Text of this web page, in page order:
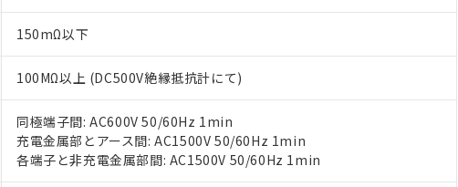
150mΩ以下
100MΩ以上 (DC500V絶縁抵抗計にて)
同極端子間: AC600V 50/60Hz 1min
充電金属部とアース間: AC1500V 50/60Hz 1min
各端子と非充電金属部間: AC1500V 50/60Hz 1min
以下の条件をお読みいただき、同意のうえご利用ください。
当社制御機器事業取扱商品の中には、本サービスの対象外と
在庫状況および標準価格照会結果は、記載している更新日時
のであり、閲覧された時点での実際の在庫および標準価格と
い。
正式な納期状況および標準価格はお客様のお取引先、または
当社販売員にご相談ください。
*EU RoHS指令（10物質）：
鉛(Pb) 1000ppm以下、 水銀(Hg) 1000ppm以下、 カドミウム(Cd) 100ppm以下、
六価クロム(Cr(Ⅵ)) 1000ppm以下、ポリ臭化ビフェニル類(PBB) 1000ppm以下、ポリ
フタル酸ビス(2-エチルヘキシル) (DEHP)(別名：DOP) 1000ppm以下、フタル酸ブチ
ル（DBP） 1000ppm以下、フタル酸ジイソブチル (DIBP) 1000ppm以下
フタル酸エステル類の４物質については閾値を超える意図的な使用がないことを確認し
※2 対応予定月
「○」：最大均質材料含有率が中国RoHSの基準値以下であることを
「×」：最大均質材料含有率が中国RoHSの基準値を超えていること
「－」：未確認です。当社販売部門へお問い合わせください。
Cr(Ⅵ)(六価クロム) : 1000ppm、 PBBs(ポリ臭化ビフェニル類) : 1000ppm、 PBDEs(ポ
DBP(フタル酸ジブチル) : 1000ppm、 DIBP(フタル酸ジイソブチル) : 1000ppm、
DEHP(フタル酸ビス(2-エチルヘキシル)) : 1000ppm
などの必要な手続きをとります。
当社は規制貨物を破棄する場合は、完全に破砕するなど、違
ます。
当社は貴社製品を、核兵器、ミサイル、化学兵器、生物兵器
置等に一切使用いたしません。
当社は、貴社製品を第三者に販売する場合は、上記1、2およ
記
説明
○ 一定数以上の在庫あり
△ 一定数には満たないが在庫あり